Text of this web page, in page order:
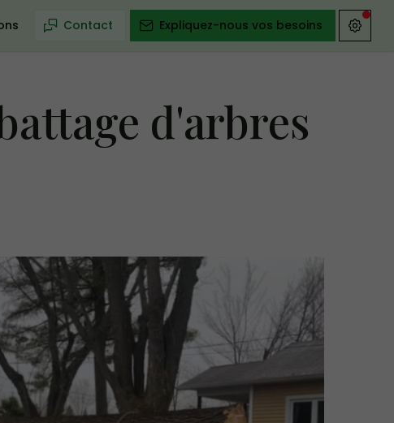
Contact Expliquez-nous vos besoins
d'arbres